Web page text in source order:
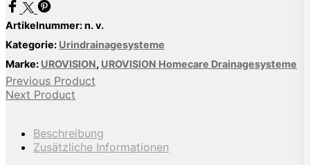
Artikelnummer:n. v.
Kategorie: Urindrainagesysteme
Marke: UROVISION, UROVISION Homecare Drainagesysteme
Previous Product
Next Product
Beschreibung
Zusätzliche Informationen